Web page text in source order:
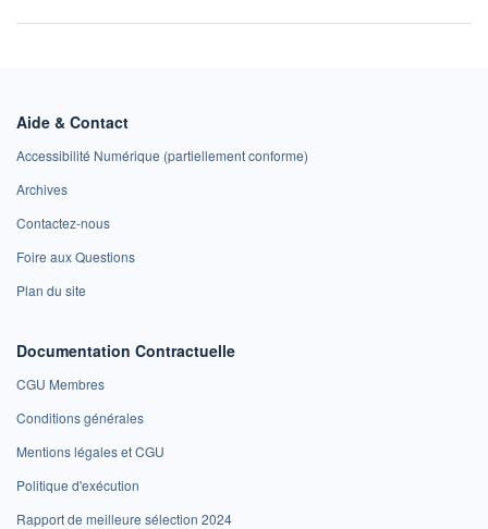
Aide & Contact
Accessibilité Numérique (partiellement conforme)
Archives
Contactez-nous
Foire aux Questions
Plan du site
Documentation Contractuelle
CGU Membres
Conditions générales
Mentions légales et CGU
Politique d'exécution
Rapport de meilleure sélection 2024